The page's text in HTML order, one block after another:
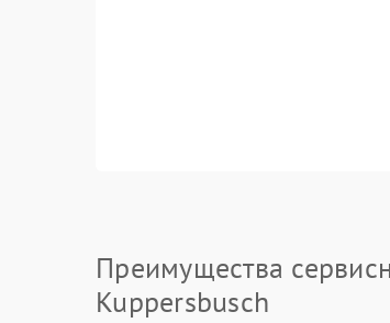
Преимущества
Kuppersbusch